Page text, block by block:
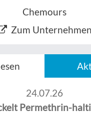
Chemours
Zum Unternehmen
24.07.26
Permethrin-